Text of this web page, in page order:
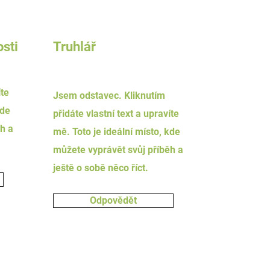
a
Truhlář
Jsem odstavec. Kliknutím
přidáte vlastní text a upravíte
mě. Toto je ideální místo, kde
můžete vyprávět svůj příběh a
ještě o sobě něco říct.
Odpovědět